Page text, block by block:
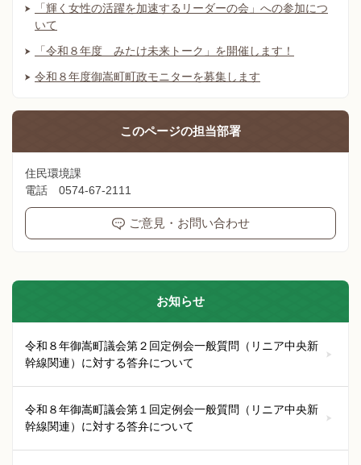
「輝く女性の活躍を加速するリーダーの会」への参加につ
いて
「令和８年度 みたけ未来トーク」を開催します！
令和８年度御嵩町町政モニターを募集します
このページの担当部署
住民環境課
電話 0574-67-2111
ご意見・お問い合わせ
お知らせ
令和８年御嵩町議会第２回定例会一般質問（リニア中央新
幹線関連）に対する答弁について
令和８年御嵩町議会第１回定例会一般質問（リニア中央新
幹線関連）に対する答弁について